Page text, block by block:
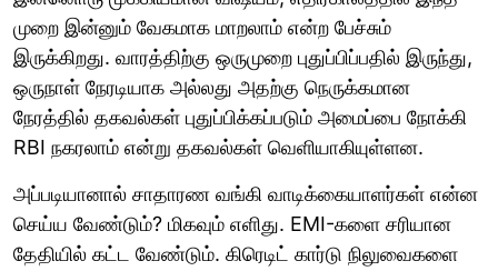
முறை இன்னும் வேகமாக மாறலாம் என்ற பேச்சும்
இருக்கிறது. வாரத்திற்கு ஒருமுறை புதுப்பிப்பதில் இருந்து,
ஒருநாள் நேரடியாக அல்லது அதற்கு நெருக்கமான
நேரத்தில் தகவல்கள் புதுப்பிக்கப்படும் அமைப்பை நோக்கி
RBI நகரலாம் என்று தகவல்கள் வெளியாகியுள்ளன.
அப்படியானால் சாதாரண வங்கி வாடிக்கையாளர்கள் என்ன
செய்ய வேண்டும்? மிகவும் எளிது. EMI-களை சரியான
தேதியில் கட்ட வேண்டும். கிரெடிட் கார்டு நிலுவைகளை